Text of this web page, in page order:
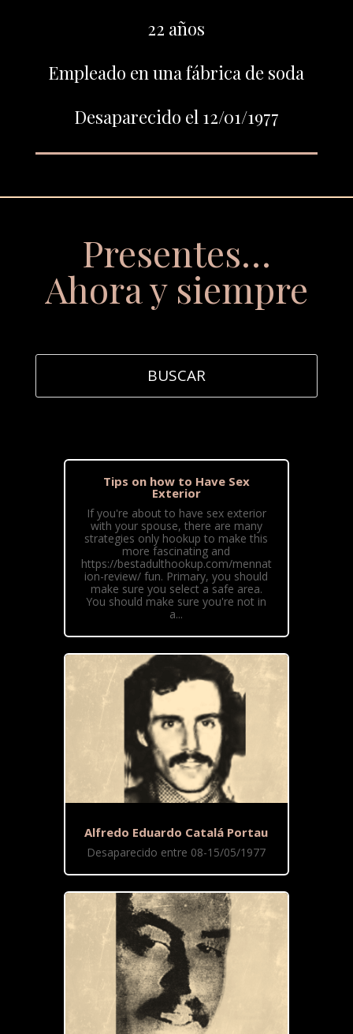
22 años
Empleado en una fábrica de soda
Desaparecido el 12/01/1977
Presentes…
Ahora y siempre
Tips on how to Have Sex
Exterior
If you're about to have sex exterior
with your spouse, there are many
strategies only hookup to make this
more fascinating and
https://bestadulthookup.com/mennat
ion-review/ fun. Primary, you should
make sure you select a safe area.
You should make sure you're not in
a...
Alfredo Eduardo Catalá Portau
Desaparecido entre 08-15/05/1977